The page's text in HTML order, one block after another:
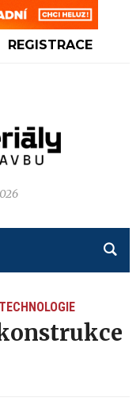
REGISTRACE
TECHNOLOGIE